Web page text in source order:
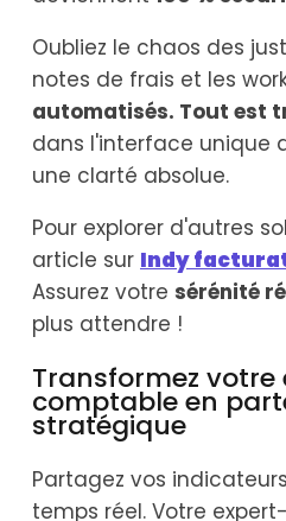
Oubliez le chaos des
notes de frais et les
automatisés. Tout est
dans l'interface unique
une clarté absolue.
Pour explorer d'autres
article sur Indy
Assurez votre sérénité
plus attendre !
Transformez votre
comptable en
stratégique
Partagez vos
temps réel. Votre